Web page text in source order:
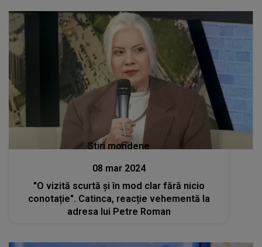
Stiri mondene
08 mar 2024
"O vizită scurtă și în mod clar fără nicio
conotație". Catinca, reacție vehementă la
adresa lui Petre Roman